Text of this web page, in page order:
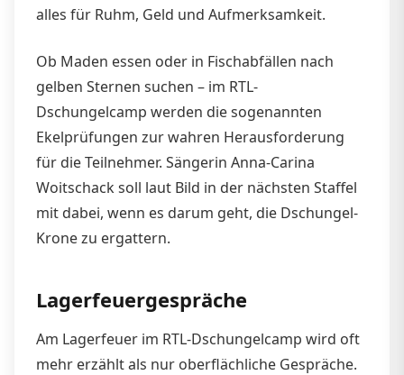
alles für Ruhm, Geld und Aufmerksamkeit.
Ob Maden essen oder in Fischabfällen nach
gelben Sternen suchen – im RTL-
Dschungelcamp werden die sogenannten
Ekelprüfungen zur wahren Herausforderung
für die Teilnehmer. Sängerin Anna-Carina
Woitschack soll laut Bild in der nächsten Staffel
mit dabei, wenn es darum geht, die Dschungel-
Krone zu ergattern.
Lagerfeuergespräche
Am Lagerfeuer im RTL-Dschungelcamp wird oft
mehr erzählt als nur oberflächliche Gespräche.